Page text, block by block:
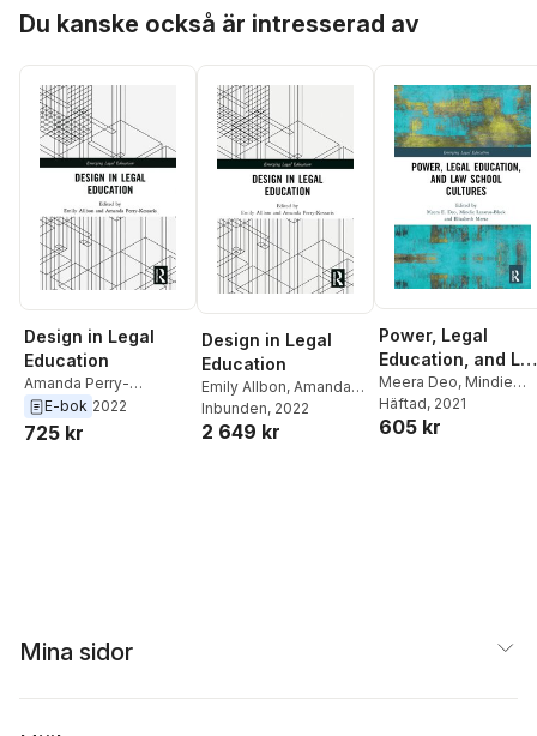
Du kanske också är intresserad av
Design in Legal
Education
Amanda Perry-
Kessaris, Emily Allbon
E-bok 2022
725 kr
Design in Legal
Education
Emily Allbon, Amanda
Perry-Kessaris
Inbunden, 2022
2 649 kr
Power, Legal
Education, and
School Cultures
Meera Deo, Mindie
Lazarus-Black
Elizabeth Mertz
Häftad, 2021
605 kr
Mina sidor